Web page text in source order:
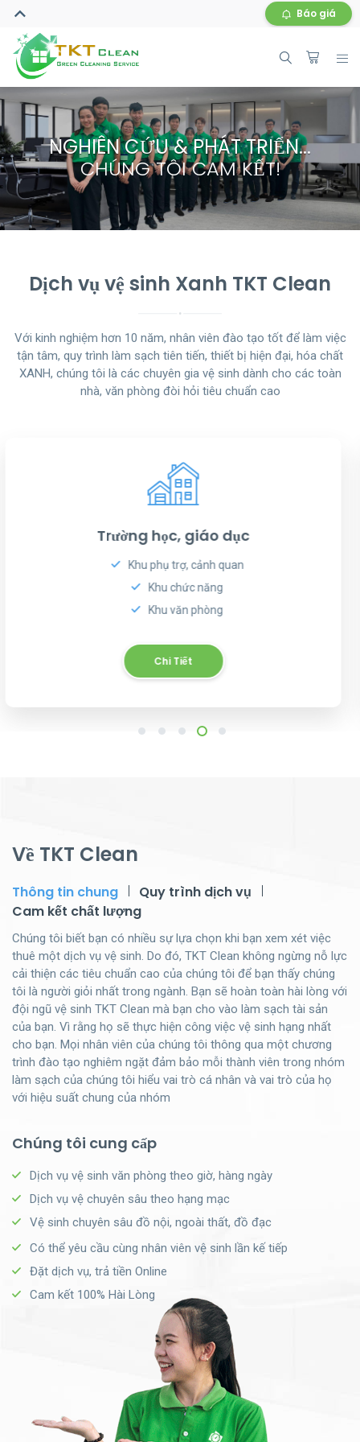
Báo giá
XANH & SẠCH
CHÚNG TÔI CAM KẾT
NHANH CHÓNG & LINH HOẠT
CHÚNG TÔI CAM KẾT
NGHIÊN CỨU & PHÁT TRIỂN...
CHÚNG TÔI CAM KẾT!
Dịch vụ vệ sinh Xanh TKT Clean
Với kinh nghiệm hơn 10 năm, nhân viên đào tạo tốt để làm việc
tận tâm, quy trình làm sạch tiên tiến, thiết bị hiện đại, hóa chất
XANH, chúng tôi là các chuyên gia vệ sinh dành cho các toàn
nhà, văn phòng đòi hỏi tiêu chuẩn cao
Bệnh viện, phòng khám
Khu tiếp khách, cảnh quan
Phòng mổ, phẫu thuật
Phòng khám bệnh
Chi Tiết
1 2 3 4 5
Về TKT Clean
Thông tin chung
Quy trình dịch vụ
Cam kết chất lượng
Chúng tôi biết bạn có nhiều sự lựa chọn khi bạn xem xét việc
thuê một dịch vụ vệ sinh. Do đó, TKT Clean không ngừng nỗ lực
cải thiện các tiêu chuẩn cao của chúng tôi để bạn thấy chúng
tôi là người giỏi nhất trong ngành. Bạn sẽ hoàn toàn hài lòng với
đội ngũ vệ sinh TKT Clean mà bạn cho vào làm sạch tài sản
của bạn. Vì rằng họ sẽ thực hiện công việc vệ sinh hạng nhất
cho bạn. Mọi nhân viên của chúng tôi thông qua một chương
trình đào tạo nghiêm ngặt đảm bảo mỗi thành viên trong nhóm
làm sạch của chúng tôi hiểu vai trò cá nhân và vai trò của họ
với hiệu suất chung của nhóm
Chúng tôi cung cấp
Dịch vụ vệ sinh văn phòng theo giờ, hàng ngày
Dịch vụ vệ chuyên sâu theo hạng mạc
Vệ sinh chuyên sâu đồ nội, ngoài thất, đồ đạc
Có thể yêu cầu cùng nhân viên vệ sinh lần kế tiếp
Đặt dịch vụ, trả tiền Online
Cam kết 100% Hài Lòng
Cách TKT Clean cung cấp dịch vụ
Đối với dịch vụ vệ sinh văn phòng theo giờ, đơn giản bạn chỉ
cần đặt lịch và thanh toán Online, chúng tôi sẽ cung cấp dịch vụ
cho bạn một cách hoàn hảo.
Đặt lịch Online 60 giây
Trách nhiệm bồi thường
TKT Clean có đầy đủ bảo hiểm trách nhiệm công
cộng từ 300,000,000 – 2,000,000,000 do đó bạn
hoàn toàn yên tâm khi chúng tôi thực hiện dịch vụ
vệ sinh tại văn phòng, tòa nhà của bạn.